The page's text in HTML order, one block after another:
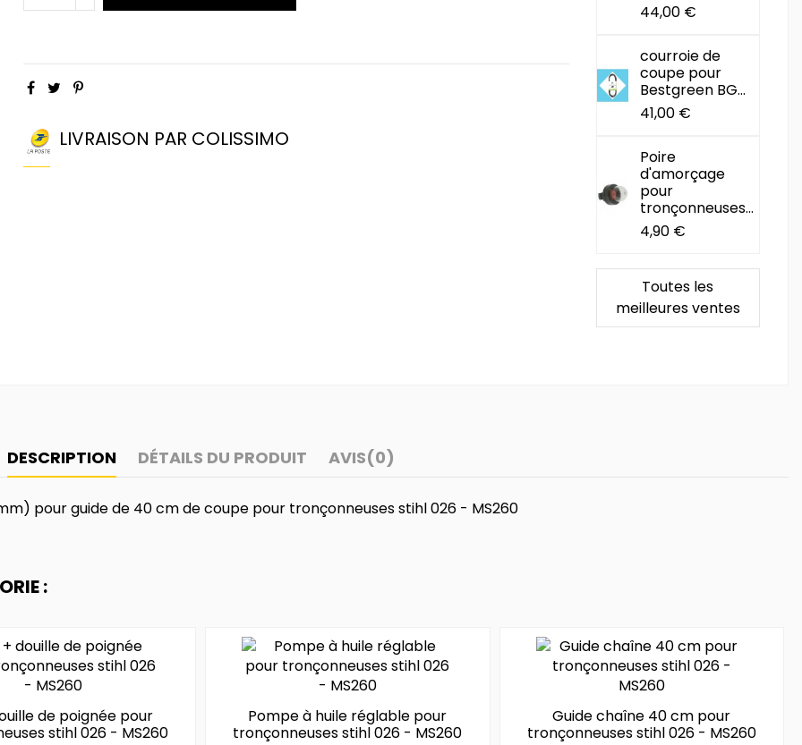
LIVRAISON PAR COLISSIMO
44,00 €
courroie de
coupe pour
Bestgreen BG...
41,00 €
Poire
d'amorçage
pour
tronçonneuses...
4,90 €
Toutes les
meilleures ventes
DESCRIPTION DÉTAILS DU PRODUIT AVIS(0)
pour guide de 40 cm de coupe pour tronçonneuses stihl 026 - MS260
:
de poignée pour
stihl 026 - MS260
Pompe à huile réglable pour
tronçonneuses stihl 026 - MS260
Guide chaîne 40 cm pour
tronçonneuses stihl 026 - MS260